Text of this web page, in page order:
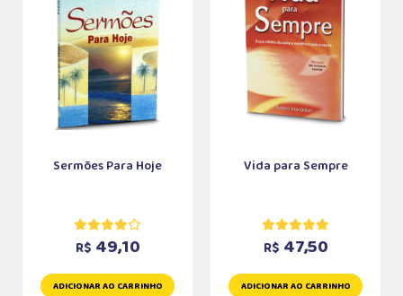
Sermões Para Hoje
R$ 49,10
ADICIONAR AO CARRINHO
Vida para Sempre
R$ 47,50
ADICIONAR AO CARRINHO